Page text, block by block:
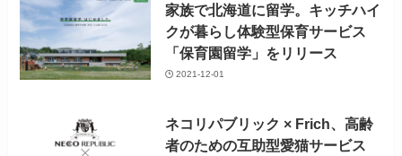
家族で北海道に留学。キッチハイ
クが暮らし体験型保育サービス
「保育園留学」をリリース
2021-12-01
ネコリパブリック × Frich、高齢
者のための互助型愛猫サービス